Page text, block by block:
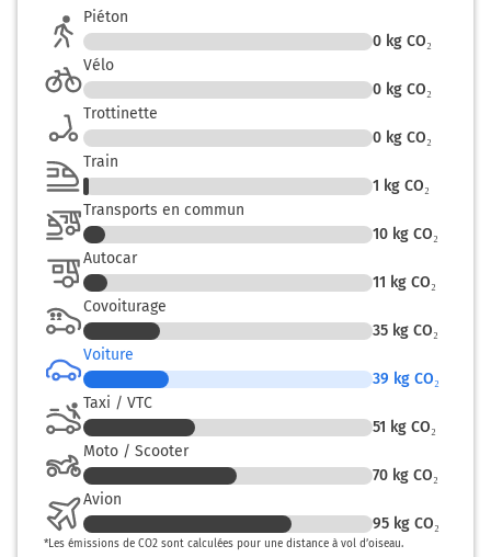
A10 E50
E5
BORDEAUX
CHARTRES
21,9 km
Prendre à droite et rejoindre A10. Continuer sur 34
kilomètres
ORLÉANS
NANTES
BORDEAUX
22,7 km
Piéton
0 kg CO₂
Vélo
0 kg CO₂
Trottinette
0 kg CO₂
Train
1 kg CO₂
Transports en commun
10 kg CO₂
Autocar
11 kg CO₂
Covoiturage
35 kg CO₂
Voiture
39 kg CO₂
Taxi / VTC
51 kg CO₂
Moto / Scooter
70 kg CO₂
Avion
95 kg CO₂
*Les émissions de CO2 sont calculées pour une distance à vol d’oiseau.